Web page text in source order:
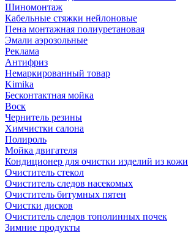
Шиномонтаж
Кабельные стяжки нейлоновые
Пена монтажная полиуретановая
Эмали аэрозольные
Реклама
Антифриз
Немаркированный товар
Kimika
Бесконтактная мойка
Воск
Чернитель резины
Химчистки салона
Полироль
Мойка двигателя
Кондиционер для очистки изделий из кожи
Очиститель стекол
Очиститель следов насекомых
Очиститель битумных пятен
Очистки дисков
Очиститель следов тополинных почек
Зимние продукты